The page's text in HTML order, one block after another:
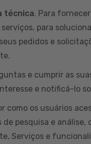
técnica. Para
para
pedidos e
e cumprir as
e notificá-lo
como os usuários
pesquisa e análise,
Serviços e